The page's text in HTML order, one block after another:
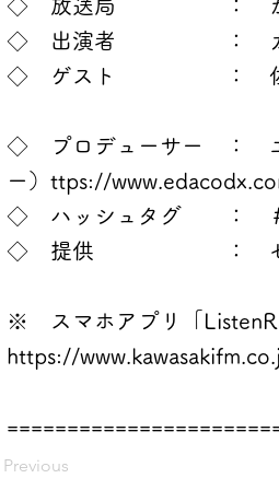
◇ 放送局 ： かわさ
◇ 出演者 ： ガネー
◇ ゲスト ： 佐
（スバキリ商
◇ プロデューサー ： エ
ー）ttps://
◇ ハッシュタグ ： ＃
◇ 提供 ： セブン
※ スマホアプリ「
https://
Previous